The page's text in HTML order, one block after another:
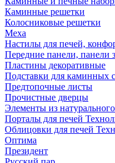
Каминные решетки
Колосниковые решетки
Меха
Настилы для печей,
Передние панели, панели
Пластины декоративные
Подставки для каминных
Предтопочные листы
Прочистные дверцы
Элементы из
Порталы для печей
Облицовки для печей
Оптима
Президент